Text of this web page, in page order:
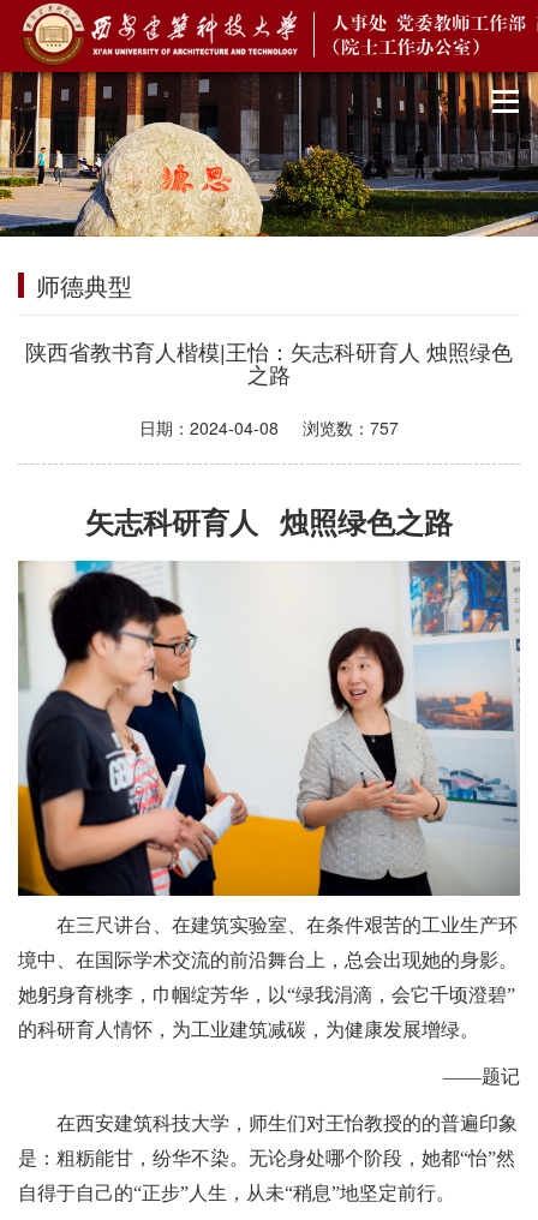
师德典型
陕西省教书育人楷模|王怡：​矢志科研育人 烛照绿色
之路
日期： 2024-04-08 浏览数： 757
矢志科研育人 烛照绿色之路
在三尺讲台、在建筑实验室、在条件艰苦的工业生产环
境中、在国际学术交流的前沿舞台上，总会出现她的身影。
她躬身育桃李，巾帼绽芳华，以“绿我涓滴，会它千顷澄碧”
的科研育人情怀，为工业建筑减碳，为健康发展增绿。
——题记
在西安建筑科技大学，师生们对王怡教授的的普遍印象
是：粗粝能甘，纷华不染。无论身处哪个阶段，她都“怡”然
自得于自己的“正步” 人生，从未“稍息”地坚定前行。